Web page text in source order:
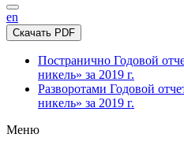
en
Скачать PDF
Постранично Годовой
никель» за 2019 г.
Разворотами Годовой
никель» за 2019 г.
Меню